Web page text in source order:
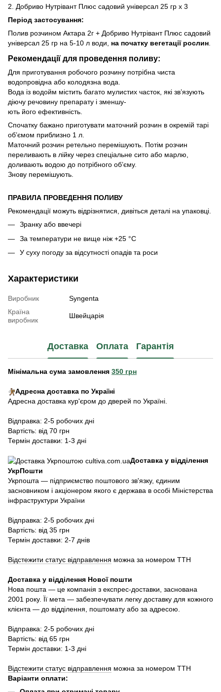
2. Добриво Нутрівант Плюс садовий універсал 25 гр х 3
Період застосування:
Полив розчином Актара 2г + Добриво Нутрівант Плюс садовий
універсал 25 гр на 5-10 л води, на початку вегетації рослин.
Рекомендації для проведення поливу:
Для приготування робочого розчину потрібна чиста
водопровідна або колодязна вода.
Вода із водойм містить багато мулистих часток, які зв’язують
діючу речовину препарату і зменшу-
ють його ефективність.
Спочатку бажано приготувати маточний розчин в окремій тарі
об’ємом приблизно 1 л.
Маточний розчин ретельно перемішують. Потім розчин
переливають в лійку через спеціальне сито або марлю,
доливають водою до потрібного об’єму.
Знову перемішують.
ПРАВИЛА ПРОВЕДЕННЯ ПОЛИВУ
Рекомендації можуть відрізнятися, дивіться деталі на упаковці.
Зранку або ввечері
За температури не вище ніж +25 °С
У суху погоду за відсутності опадів та роси
Характеристики
Виробник
Syngenta
Країна
виробник
Швейцарія
Доставка Оплата Гарантія
Мінімальна сума замовлення 350 грн
Адресна доставка по Україні
Адресна доставка кур'єром до дверей по Україні.
Відправка: 2-5 робочих дні
Вартість: від 70 грн
Термін доставки: 1-3 дні
Доставка у відділення
УкрПошти
Укрпошта — підприємство поштового зв'язку, єдиним
засновником і акціонером якого є держава в особі Міністерства
інфраструктури України
Відправка: 2-5 робочих дні
Вартість: від 35 грн
Термін доставки: 2-7 днів
Відстежити статус відправлення можна за номером ТТН
Доставка у відділення Нової пошти
Нова пошта — це компанія з експрес-доставки, заснована
2001 року. Її мета — забезпечувати легку доставку для кожного
клієнта — до відділення, поштомату або за адресою.
Відправка: 2-5 робочих дні
Вартість: від 65 грн
Термін доставки: 1-3 дні
Відстежити статус відправлення можна за номером ТТН
Варіанти оплати: